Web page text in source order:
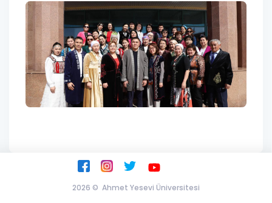
2026 © Ahmet Yesevi Üniversitesi